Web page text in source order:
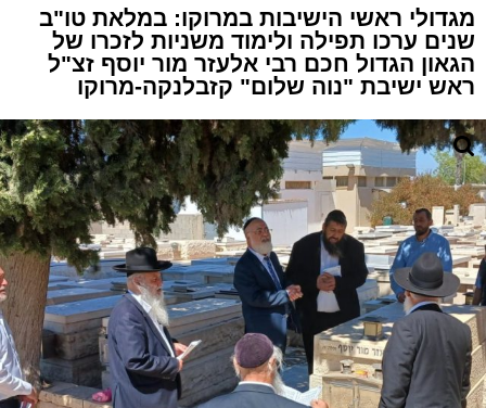
מגדולי ראשי הישיבות במרוקו: במלאת טו"ב
שנים ערכו תפילה ולימוד משניות לזכרו של
הגאון הגדול חכם רבי אלעזר מור יוסף זצ"ל
ראש ישיבת "נוה שלום" קזבלנקה-מרוקו